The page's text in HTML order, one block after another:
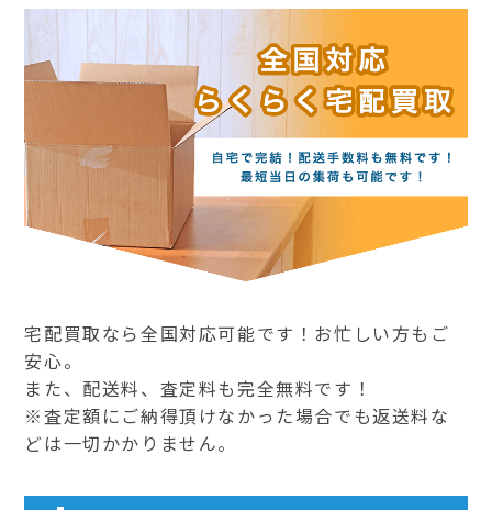
宅配買取なら全国対応可能です！お忙しい方もご
安心。
また、配送料、査定料も完全無料です！
※査定額にご納得頂けなかった場合でも返送料な
どは一切かかりません。